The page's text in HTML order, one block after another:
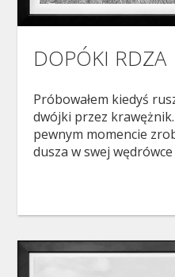
DOPÓKI RDZA
Próbowałem kiedyś
dwójki przez krawężnik.
pewnym momencie
dusza w swej